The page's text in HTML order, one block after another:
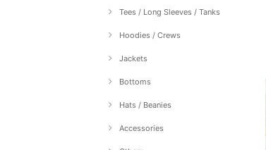
Tees / Long Sleeves / Tanks
Hoodies / Crews
Jackets
Bottoms
Hats / Beanies
Accessories